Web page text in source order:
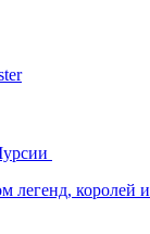
легенд, королей и